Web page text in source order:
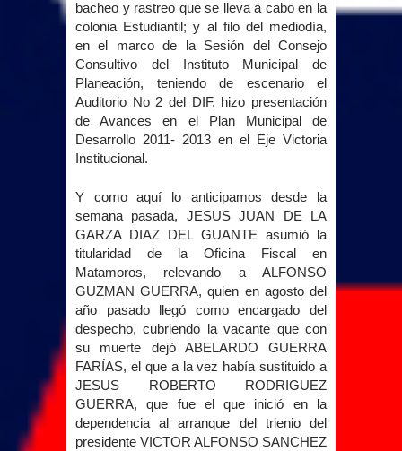
bacheo y rastreo que se lleva a cabo en la
colonia Estudiantil; y al filo del mediodía,
en el marco de
la Sesión del Consejo
Consultivo del Instituto Municipal de
Planeación, teniendo de escenario el
Auditorio No 2 del DIF, hizo presentación
de Avances en el Plan Municipal de
Desarrollo 2011- 2013 en el Eje Victoria
Institucional.
Y como aquí lo anticipamos desde la
semana pasada, JESUS JUAN DE
LA
GARZA DIAZ DEL GUANTE asumió la
titularidad de
la Oficina Fiscal
en
Matamoros, relevando a ALFONSO
GUZMAN GUERRA, quien en agosto del
año pasado llegó como encargado del
despecho, cubriendo la vacante que con
su muerte dejó ABELARDO GUERRA
FARÍAS, el que a la vez había sustituido a
JESUS ROBERTO RODRIGUEZ
GUERRA, que fue el que inició en la
dependencia al arranque del trienio del
presidente VICTOR ALFONSO SANCHEZ